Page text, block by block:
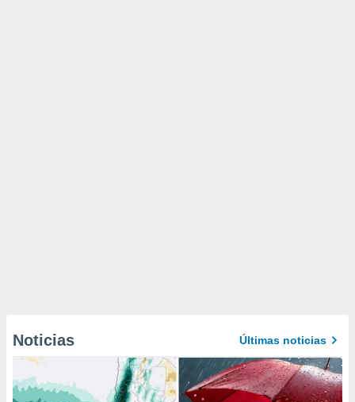
Noticias Últimas noticias